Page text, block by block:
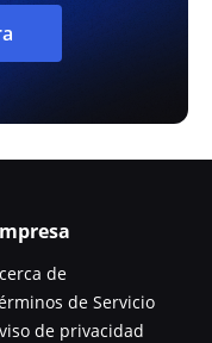
de
de Servicio
de privacidad